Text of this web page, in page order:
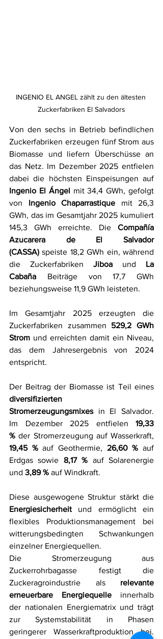
INGENIO EL ANGEL zählt zu den ältesten
Zuckerfabriken El Salvadors
Von den sechs in Betrieb befindlichen
Zuckerfabriken erzeugen fünf Strom aus
Biomasse und liefern Überschüsse an
das Netz. Im Dezember 2025 entfielen
dabei die höchsten Einspeisungen auf
Ingenio El Ángel mit 34,4 GWh, gefolgt
von Ingenio Chaparrastique mit 26,3
GWh, das im Gesamtjahr 2025 kumuliert
145,3 GWh erreichte. Die Compañía
Azucarera de El Salvador
(CASSA) speiste 18,2 GWh ein, während
die Zuckerfabriken Jiboa und La
Cabaña Beiträge von 17,7 GWh
beziehungsweise 11,9 GWh leisteten.
Im Gesamtjahr 2025 erzeugten die
Zuckerfabriken zusammen 529,2 GWh
Strom und erreichten damit ein Niveau,
das dem Jahresergebnis von 2024
entspricht.
diversifizierten
Stromerzeugungsmixes in El Salvador.
Im Dezember 2025 entfielen 19,33
%
19,45 % auf Geothermie, 26,60 % auf
Erdgas sowie 8,17 % auf Solarenergie
und 3,89 % auf Windkraft.
Energiesicherheit und ermöglicht ein
flexibles Produktionsmanagement bei
witterungsbedingten Schwankungen
einzelner Energiequellen.
Die Stromerzeugung aus
Zuckerrohrbagasse festigt die
Zuckeragroindustrie als relevante
erneuerbare Energiequelle innerhalb
der nationalen Energiematrix und trägt
zur Systemstabilität in Phasen
geringerer Wasserkraftproduktion bei.